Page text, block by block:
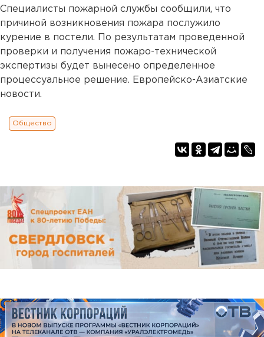
Специалисты пожарной службы сообщили, что
причиной возникновения пожара послужило
курение в постели. По результатам проведенной
проверки и получения пожаро-технической
экспертизы будет вынесено определенное
процессуальное решение. Европейско-Азиатские
новости.
Общество